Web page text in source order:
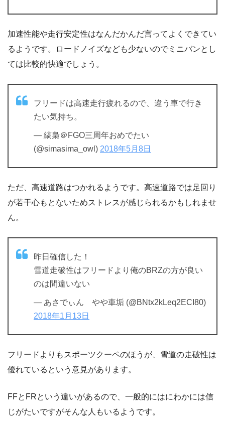
加速性能や走行安定性はなんだかんだ言ってよくできてい
るようです。ロードノイズなども少ないのでミニバンとし
ては比較的快適でしょう。
フリードは高速走行疲れるので、違う車で行き
たい気持ち。
— 縞梟＠FGO三周年おめでたい
(@simasima_owl) 2018年5月8日
ただ、高速道路はつかれるようです。高速道路では足回り
が若干心もとないためストレスが感じられるかもしれませ
ん。
昨日確信した！
雪道走破性はフリードより俺のBRZの方が良い
のは間違いない
— あさでぃん やや車垢 (@BNtx2kLeq2ECI80)
2018年1月13日
フリードよりもスポーツクーペのほうが、雪道の走破性は
優れているという意見があります。
FFとFRという違いがあるので、一般的にはにわかには信
じがたいですがそんな人もいるようです。